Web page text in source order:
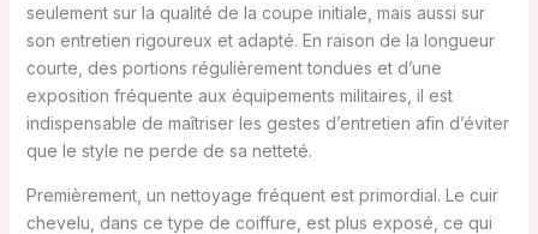
seulement sur la qualité de la coupe initiale, mais aussi sur
son entretien rigoureux et adapté. En raison de la longueur
courte, des portions régulièrement tondues et d’une
exposition fréquente aux équipements militaires, il est
indispensable de maîtriser les gestes d’entretien afin d’éviter
que le style ne perde de sa netteté.
Premièrement, un nettoyage fréquent est primordial. Le cuir
chevelu, dans ce type de coiffure, est plus exposé, ce qui